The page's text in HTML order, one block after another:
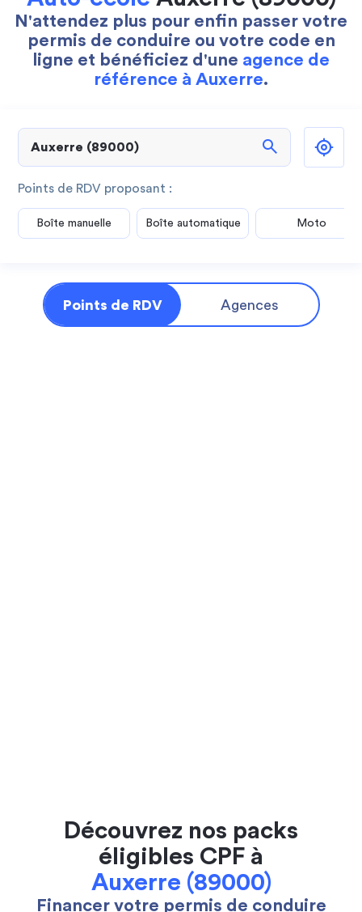
N'attendez plus pour enfin passer votre
permis de conduire ou votre code en
ligne et bénéficiez d'une agence de
référence à Auxerre.
search
Points de RDV proposant :
Boîte manuelle Boîte automatique Moto
Points de RDV Agences
Découvrez nos packs
éligibles CPF à
Auxerre (89000)
Financer votre permis de conduire